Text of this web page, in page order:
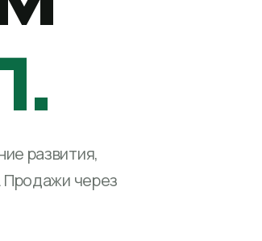
развития,
через